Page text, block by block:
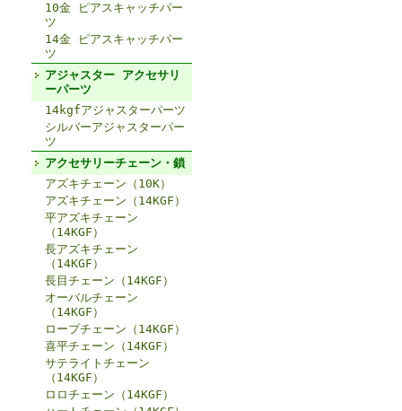
10金 ピアスキャッチパー
ツ
14金 ピアスキャッチパー
ツ
アジャスター アクセサリ
ーパーツ
14kgfアジャスターパーツ
シルバーアジャスターパー
ツ
アクセサリーチェーン・鎖
アズキチェーン（10K）
アズキチェーン（14KGF）
平アズキチェーン
（14KGF）
長アズキチェーン
（14KGF）
長目チェーン（14KGF）
オーバルチェーン
（14KGF）
ロープチェーン（14KGF）
喜平チェーン（14KGF）
サテライトチェーン
（14KGF）
ロロチェーン（14KGF）